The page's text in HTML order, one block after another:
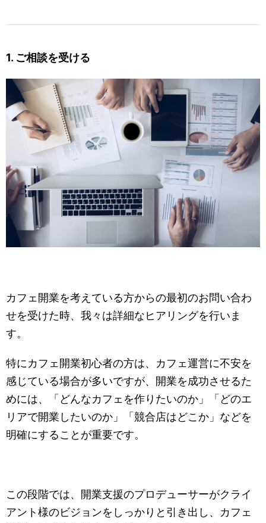
1. ご相談を受ける
カフェ開業を考えている方からの最初のお問い合わ
せを受けた時、我々は詳細なヒアリングを行いま
す。
特にカフェ開業初心者の方は、カフェ運営に不安を
感じている場合が多いですが、開業を成功させるた
めには、「どんなカフェを作りたいのか」「どのエ
リアで開業したいのか」「競合店はどこか」などを
明確にすることが重要です。
この段階では、開業支援のプロデューサーがクライ
アント様のビジョンをしっかりと引き出し、カフェ